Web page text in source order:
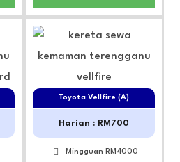
Toyota Vellfire (A)
Harian : RM700
Mingguan RM4000